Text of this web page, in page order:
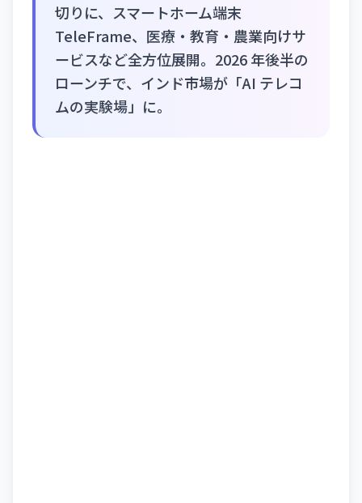
切りに、スマートホーム端末
TeleFrame、医療・教育・農業向けサ
ービスなど全方位展開。2026 年後半の
ローンチで、インド市場が「AI テレコ
ムの実験場」に。